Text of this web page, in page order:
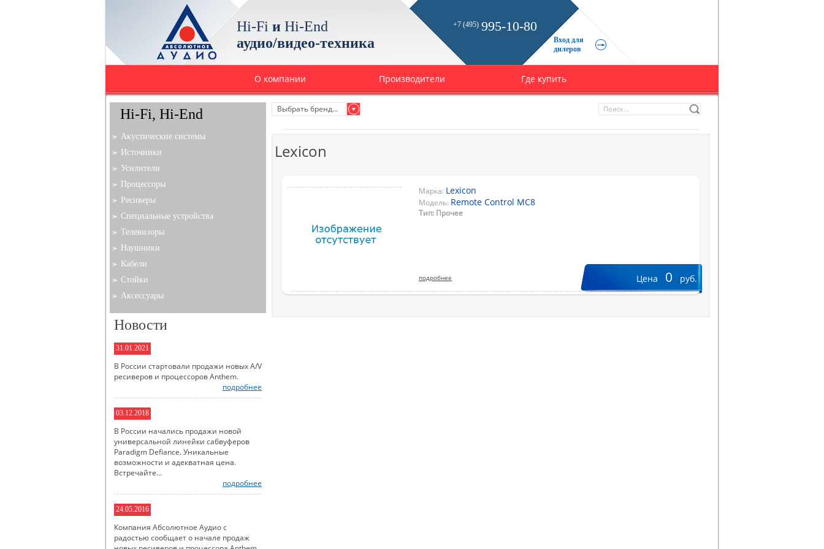
Hi-Fi и Hi-End
аудио/видео-техника
+7 (495) 995-10-80
Вход для
дилеров
О компании Производители Где купить
Выбрать бренд...
Lexicon
Марка: Lexicon
Модель: Remote Control MC8
Тип: Прочее
подробнее Цена 0 руб.
Hi-Fi, Hi-End
Акустические системы
Источники
Усилители
Процессоры
Ресиверы
Специальные устройства
Телевизоры
Наушники
Кабели
Стойки
Аксессуары
Новости
31.01.2021
В России стартовали продажи новых A/V
ресиверов и процессоров Anthem.
подробнее
03.12.2018
В России начались продажи новой
универсальной линейки сабвуферов
Paradigm Defiance. Уникальные
возможности и адекватная цена.
Встречайте...
подробнее
24.05.2016
Компания Абсолютное Аудио с
радостью сообщает о начале продаж